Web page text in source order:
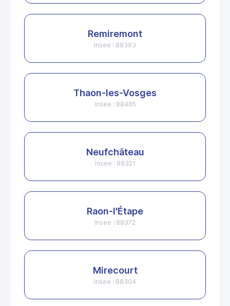
Remiremont
Insee : 88383
Thaon-les-Vosges
Insee : 88465
Neufchâteau
Insee : 88321
Raon-l'Étape
Insee : 88372
Mirecourt
Insee : 88304